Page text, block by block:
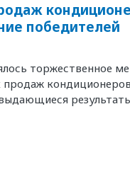
победителей
торжественное